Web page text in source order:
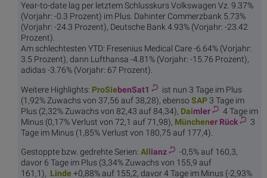
Year-to-date lag per letztem Schlusskurs Volkswagen Vz. 9.37%
(Vorjahr: -0.3 Prozent) im Plus. Dahinter Commerzbank 5.73%
(Vorjahr: -24.3 Prozent), Deutsche Bank 4.93% (Vorjahr: -23.42
Prozent).
Am schlechtesten YTD: Fresenius Medical Care -6.64% (Vorjahr:
3.5 Prozent), dann Lufthansa -4.81% (Vorjahr: -15.76 Prozent),
adidas -3.76% (Vorjahr: 67 Prozent).
Weitere Highlights: ProSiebenSat1
ist nun 3 Tage im Plus
(1,92% Zuwachs von 37,56 auf 38,28), ebensoSAP3 Tage im
Plus (2,32% Zuwachs von 82,43 auf 84,34), Daimler
4 Tage im
Minus (0,17% Verlust von 72,1 auf 71,98), Münchener Rück
3
Tage im Minus (1,85% Verlust von 180,75 auf 177,4).
Gestoppte bzw. gedrehte Serien: Allianz
-0,5% auf 160,3,
davor 6 Tage im Plus (3,34% Zuwachs von 155,9 auf
161,1), Linde +0,88% auf 155,2, davor 4 Tage im Minus (-2,93%